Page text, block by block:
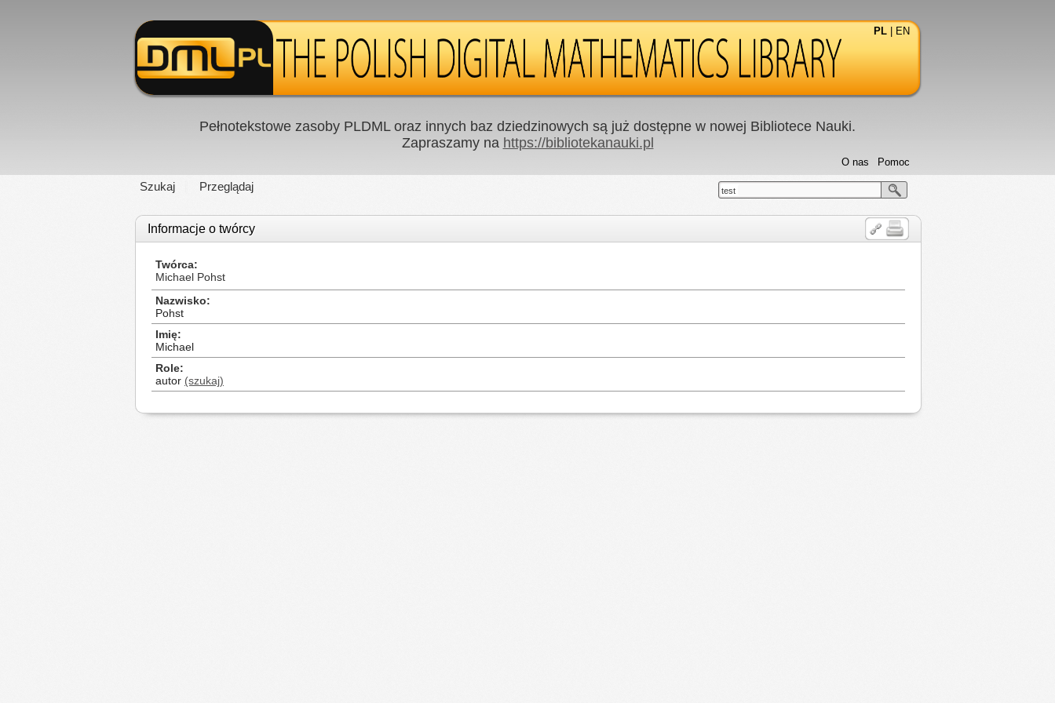
PL EN
Pełnotekstowe zasoby PLDML oraz innych baz dziedzinowych są już dostępne w nowej Bibliotece Nauki.
Zapraszamy na https://bibliotekanauki.pl
Szukaj Przeglądaj
Pomoc
O nas
test
Informacje o twórcy
Twórca
Michael Pohst
Nazwisko
Pohst
Imię
Michael
Role
autor (szukaj)